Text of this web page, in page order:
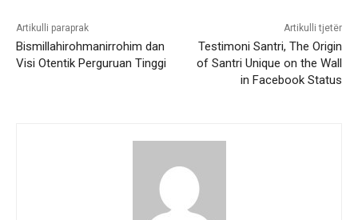
Artikulli paraprak
Bismillahirohmanirrohim dan
Visi Otentik Perguruan Tinggi
Artikulli tjetër
Testimoni Santri, The Origin
of Santri Unique on the Wall
in Facebook Status